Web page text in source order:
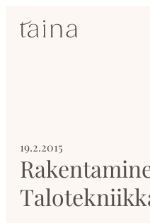
suoraan
SisustusTaina
19.2.2015